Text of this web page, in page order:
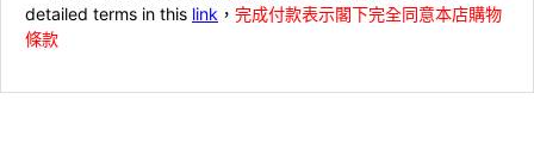
detailed terms in this link ， 完成付款表示閣下完全同意本店購物
條款